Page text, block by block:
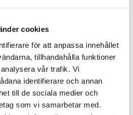
cookies
för att anpassa innehållet
tillhandahålla funktioner
vår trafik. Vi
identifierare och annan
till de sociala medier och
som vi samarbetar med.
Small pinch grip